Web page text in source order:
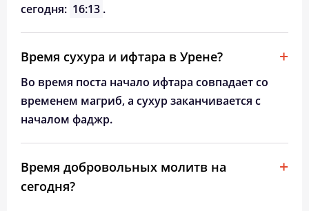
сегодня: 16:13 .
Время сухура и ифтара в Урене?
Во время поста начало ифтара совпадает со
временем магриб, а сухур заканчивается с
началом фаджр.
Время добровольных молитв на
сегодня?